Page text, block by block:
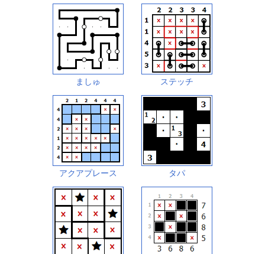
ましゅ ステッチ
アクアプレース タパ